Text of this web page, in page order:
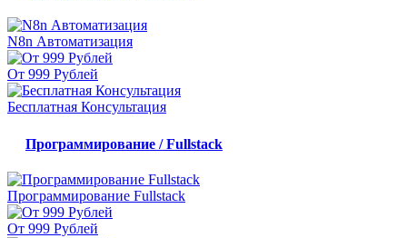
N8n Автоматизация
От 999 Рублей
Бесплатная Консультация
Программирование / Fullstack
Программирование Fullstack
От 999 Рублей